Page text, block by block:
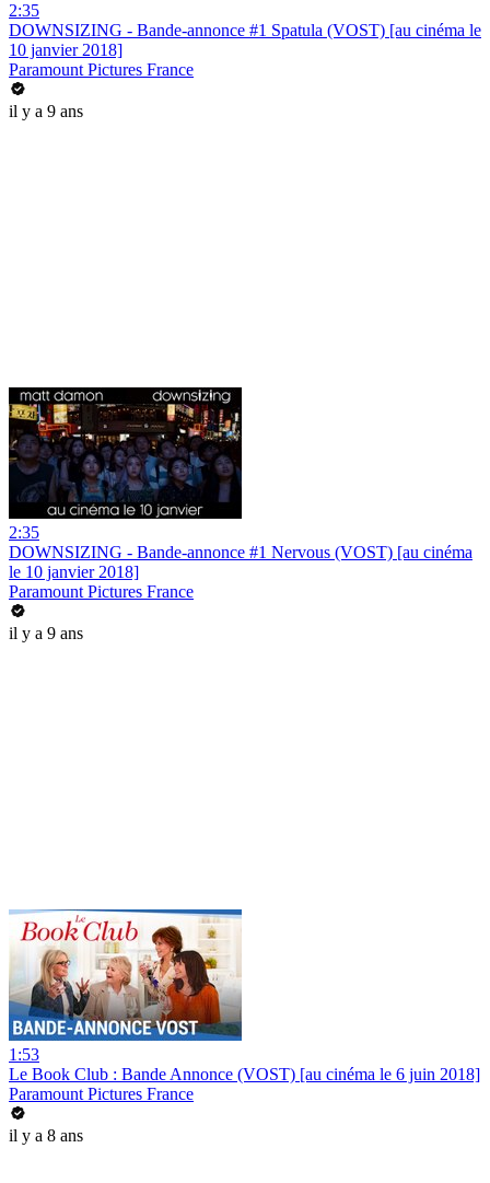
2:35
DOWNSIZING - Bande-annonce #1 Spatula (VOST) [au cinéma le
10 janvier 2018]
Paramount Pictures France
il y a 9 ans
2:35
DOWNSIZING - Bande-annonce #1 Nervous (VOST) [au cinéma
le 10 janvier 2018]
Paramount Pictures France
il y a 9 ans
1:53
Le Book Club : Bande Annonce (VOST) [au cinéma le 6 juin 2018]
Paramount Pictures France
il y a 8 ans